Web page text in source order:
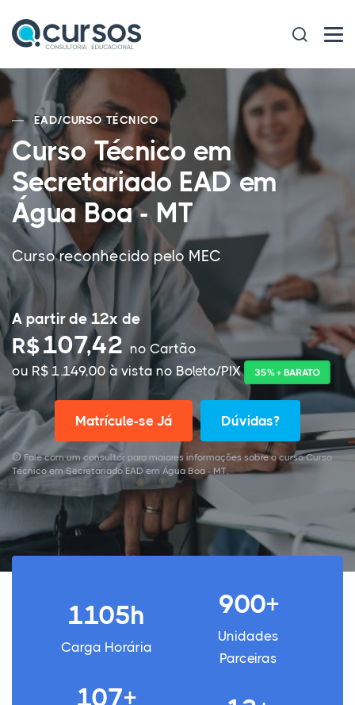
EAD/CURSO TÉCNICO
Curso Técnico em
Secretariado EAD em
Água Boa - MT
Curso reconhecido pelo MEC
A partir de 12x de
R$107,42no Cartão
ou R$ 1.149,00 à vista no Boleto/PIX
35% + BARATO
Matrícule-se Já Dúvidas?
Fale com um consultor para maiores informações sobre o curso Curso
Técnico em Secretariado EAD em Água Boa - MT.
1105h
Carga Horária
900+
Unidades
Parceiras
107+